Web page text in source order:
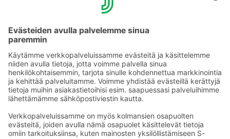
Sähköpostiosoitteet S-ryhmässä ovat muotoa
etunimi.sukunimi@sok.fi
Seuraa meitä: